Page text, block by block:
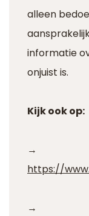
alleen
informatie
onjuist is.
Kijk ook op:
→
https://
→